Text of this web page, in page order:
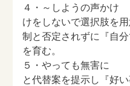
４・～しようの声か
けをしないで選択肢を
制と否定されずに『自
を育む。
５・やっても無害に
と代替案を提示し『好